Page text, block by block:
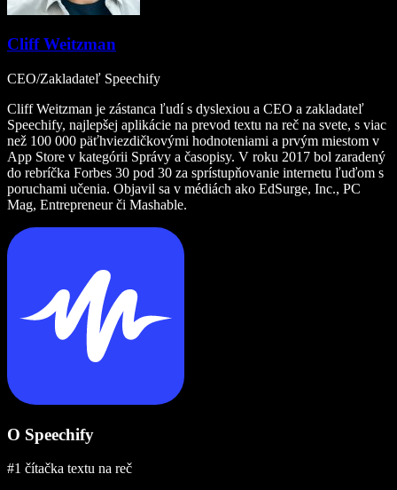
Cliff Weitzman
CEO/Zakladateľ Speechify
Cliff Weitzman je zástanca ľudí s dyslexiou a CEO a zakladateľ
Speechify, najlepšej aplikácie na prevod textu na reč na svete, s viac
než 100 000 päťhviezdičkovými hodnoteniami a prvým miestom v
App Store v kategórii Správy a časopisy. V roku 2017 bol zaradený
do rebríčka Forbes 30 pod 30 za sprístupňovanie internetu ľuďom s
poruchami učenia. Objavil sa v médiách ako EdSurge, Inc., PC
Mag, Entrepreneur či Mashable.
O Speechify
#1 čítačka textu na reč